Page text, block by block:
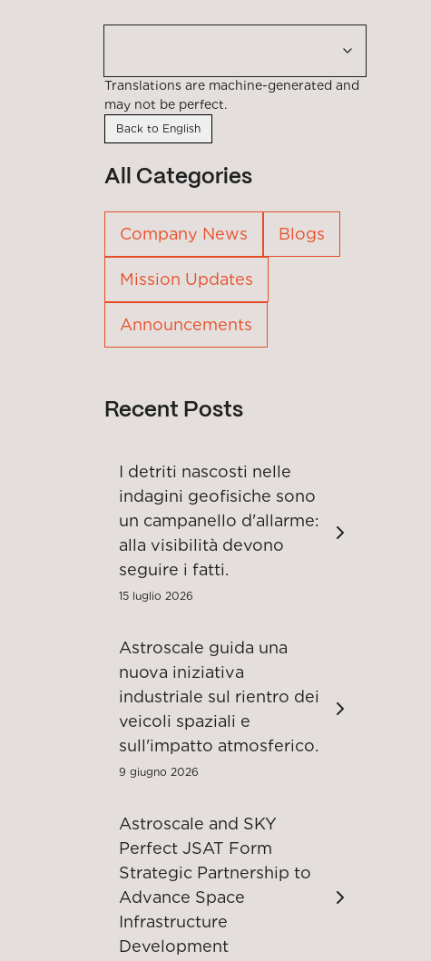
Translations are machine-generated and
may not be perfect.
Back to English
All Categories
Company News Blogs
Mission Updates
Announcements
Recent Posts
I detriti nascosti nelle
indagini geofisiche sono
un campanello d'allarme:
alla visibilità devono
seguire i fatti.
15 luglio 2026
Astroscale guida una
nuova iniziativa
industriale sul rientro dei
veicoli spaziali e
sull'impatto atmosferico.
9 giugno 2026
Astroscale and SKY
Perfect JSAT Form
Strategic Partnership to
Advance Space
Infrastructure
Development